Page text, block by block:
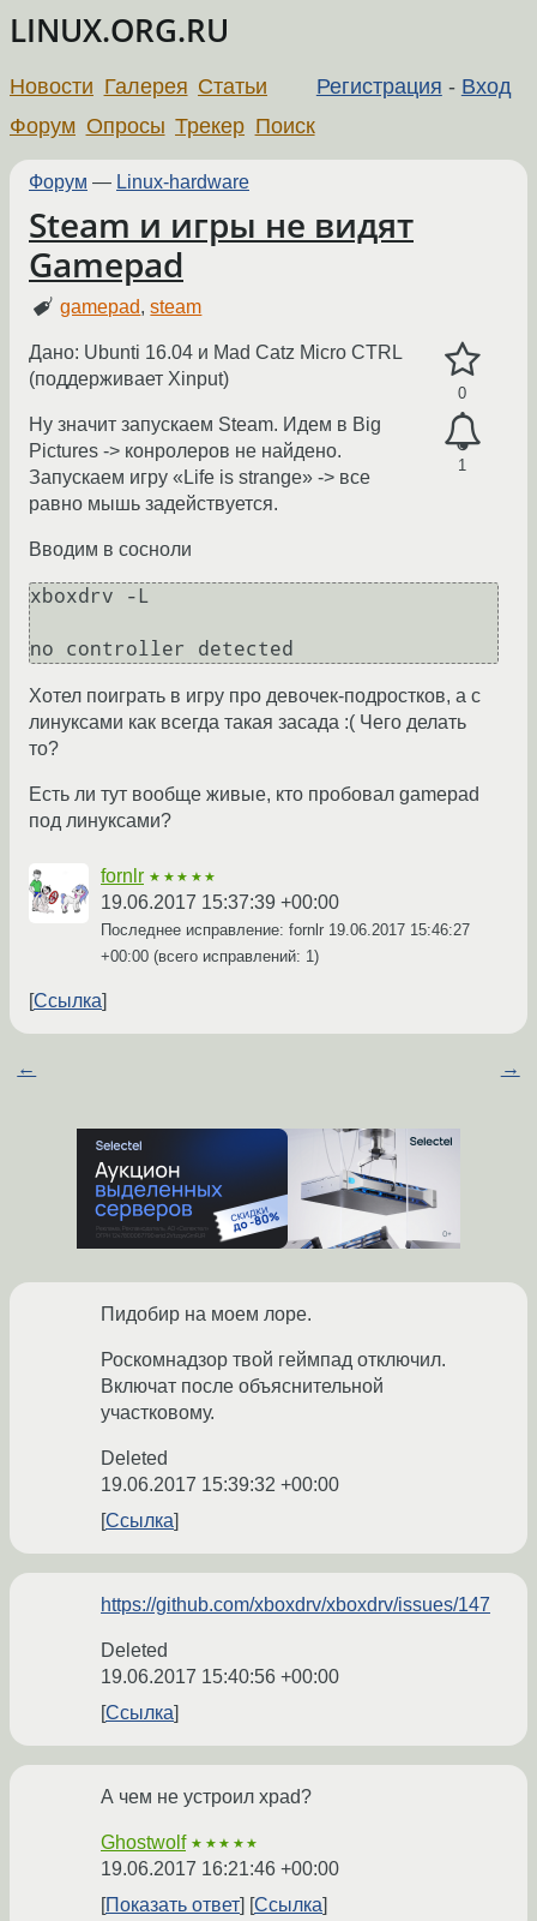
LINUX.ORG.RU
Регистрация - Вход
Новости Галерея Статьи
Форум Опросы Трекер Поиск
Форум — Linux-hardware
Steam и игры не видят
Gamepad
gamepad,steam
0
1
Дано: Ubunti 16.04 и Mad Catz Micro CTRL
(поддерживает Xinput)
Ну значит запускаем Steam. Идем в Big
Pictures -> конролеров не найдено.
Запускаем игру «Life is strange» -> все
равно мышь задействуется.
Вводим в сосноли
xboxdrv -L
no controller detected
Хотел поиграть в игру про девочек-подростков, а с
линуксами как всегда такая засада :( Чего делать
то?
Есть ли тут вообще живые, кто пробовал gamepad
под линуксами?
fornlr ★★★★★
19.06.2017 15:37:39 +00:00
Последнее исправление: fornlr 19.06.2017 15:46:27
+00:00 (всего исправлений: 1)
Ссылка
← →
Пидобир на моем лоре.
Роскомнадзор твой геймпад отключил.
Включат после объяснительной
участковому.
Deleted
19.06.2017 15:39:32 +00:00
Ссылка
https://github.com/xboxdrv/xboxdrv/issues/147
Deleted
19.06.2017 15:40:56 +00:00
Ссылка
А чем не устроил xpad?
Ghostwolf ★★★★★
19.06.2017 16:21:46 +00:00
Показать ответ
Ссылка